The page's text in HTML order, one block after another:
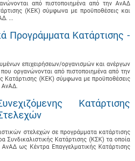
από πιστοποιημένα από την ΑνΑΔ
(ΚΕΚ) σύμφωνα με προϋποθέσεις και
...
Προγράμματα Κατάρτισης -
επιχειρήσεων/οργανισμών και ανέργων
οργανώνονται από πιστοποιημένα από την
Κατάρτισης (ΚΕΚ) σύμφωνα με προϋποθέσεις
ΑνΑΔ.
Κατάρτισης
στελεχών σε προγράμματα κατάρτισης
Συνδικαλιστικής Κατάρτισης (ΚΣΚ) τα οποία
ΑνΑΔ ως Κέντρα Επαγγελματικής Κατάρτισης